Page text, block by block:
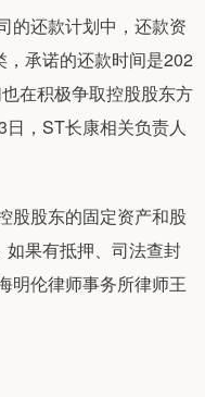
还款计划中，还款资
承诺的还款时间是202
在积极争取控股股东方
，ST长康相关负责人
股东的固定资产和股
果有抵押、司法查封
明伦律师事务所律师王